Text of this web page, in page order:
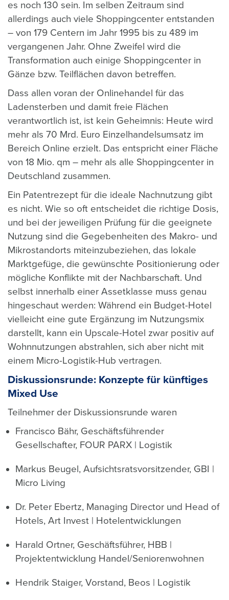
es noch 130 sein. Im selben Zeitraum sind
allerdings auch viele Shoppingcenter entstanden
– von 179 Centern im Jahr 1995 bis zu 489 im
vergangenen Jahr. Ohne Zweifel wird die
Transformation auch einige Shoppingcenter in
Gänze bzw. Teilflächen davon betreffen.
Dass allen voran der Onlinehandel für das
Ladensterben und damit freie Flächen
verantwortlich ist, ist kein Geheimnis: Heute wird
mehr als 70 Mrd. Euro Einzelhandelsumsatz im
Bereich Online erzielt. Das entspricht einer Fläche
von 18 Mio. qm – mehr als alle Shoppingcenter in
Deutschland zusammen.
Ein Patentrezept für die ideale Nachnutzung gibt
es nicht. Wie so oft entscheidet die richtige Dosis,
und bei der jeweiligen Prüfung für die geeignete
Nutzung sind die Gegebenheiten des Makro- und
Mikrostandorts miteinzubeziehen, das lokale
Marktgefüge, die gewünschte Positionierung oder
mögliche Konflikte mit der Nachbarschaft. Und
selbst innerhalb einer Assetklasse muss genau
hingeschaut werden: Während ein Budget-Hotel
vielleicht eine gute Ergänzung im Nutzungsmix
darstellt, kann ein Upscale-Hotel zwar positiv auf
Wohnnutzungen abstrahlen, sich aber nicht mit
einem Micro-Logistik-Hub vertragen.
Diskussionsrunde: Konzepte für künftiges
Mixed Use
Teilnehmer der Diskussionsrunde waren
Francisco Bähr, Geschäftsführender
Gesellschafter, FOUR PARX | Logistik
Markus Beugel, Aufsichtsratsvorsitzender, GBI |
Micro Living
Dr. Peter Ebertz, Managing Director und Head of
Hotels, Art Invest | Hotelentwicklungen
Harald Ortner, Geschäftsführer, HBB |
Projektentwicklung Handel/Seniorenwohnen
Hendrik Staiger, Vorstand, Beos | Logistik